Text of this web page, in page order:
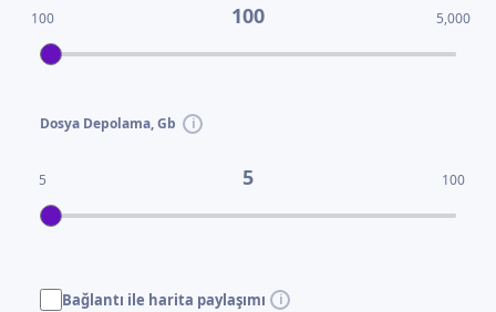
100 100 5,000
Dosya Depolama, Gb
5 5 100
Bağlantı ile harita paylaşımı